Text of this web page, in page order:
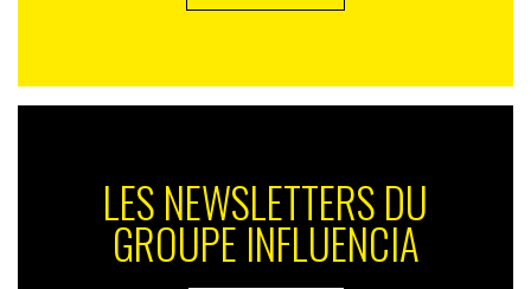
LES NEWSLETTERS DU
GROUPE INFLUENCIA